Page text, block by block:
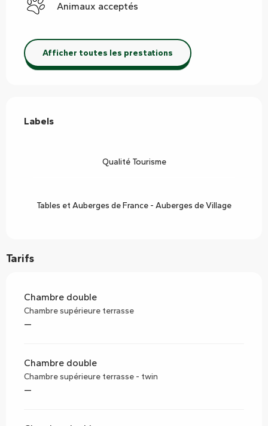
Animaux acceptés
Afficher toutes les prestations
Labels
Labels
Qualité Tourisme
Tables et Auberges de France - Auberges de Village
Tarifs
Chambre double
Chambre supérieure terrasse
—
Chambre double
Chambre supérieure terrasse - twin
—